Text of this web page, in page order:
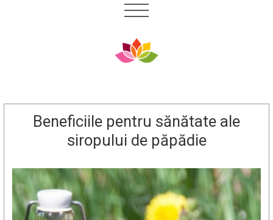
Beneficiile pentru sănătate ale
siropului de păpădie